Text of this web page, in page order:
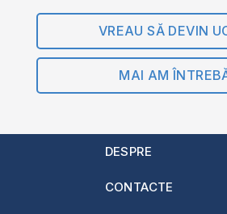
VREAU SĂ DEVIN
MAI AM
DESPRE
CONTACTE